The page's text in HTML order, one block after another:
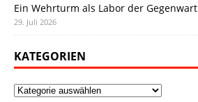
Ein Wehrturm als Labor der Gegenwart
29. Juli 2026
KATEGORIEN
Kategorien